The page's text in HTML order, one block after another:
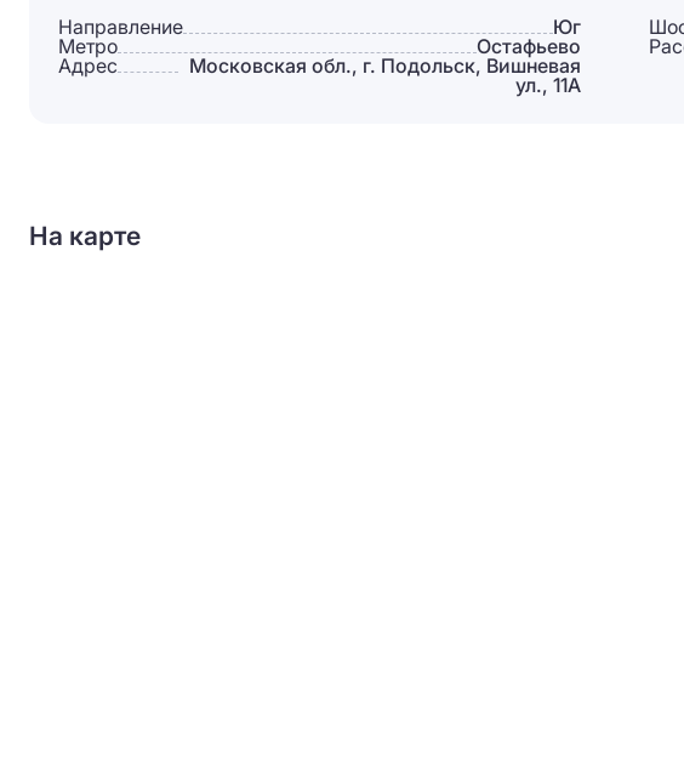
Направление Юг
Метро
Остафьево
Адрес
Московская обл., г. Подольск, Вишневая
ул., 11А
На карте